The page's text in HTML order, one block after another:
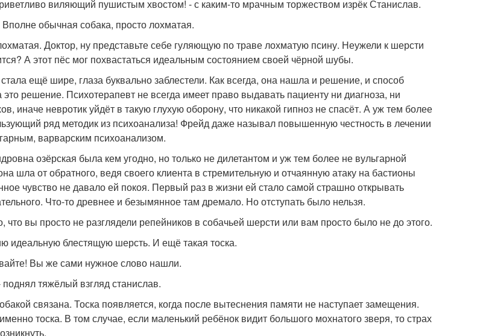
виляющий пушистым хвостом! - с каким-то мрачным торжеством изрёк Станислав.
обычная собака, просто лохматая.
Доктор, ну представьте себе гуляющую по траве лохматую псину. Неужели к шерсти
А этот пёс мог похвастаться идеальным состоянием своей чёрной шубы.
ещё шире, глаза буквально заблестели. Как всегда, она нашла и решение, и способ
это решение. Психотерапевт не всегда имеет право выдавать пациенту ни диагноза, ни
иначе невротик уйдёт в такую глухую оборону, что никакой гипноз не спасёт. А уж тем более
ряд методик из психоанализа! Фрейд даже называл повышенную честность в лечении
варварским психоанализом.
озёрская была кем угодно, но только не дилетантом и уж тем более не вульгарной
шла от обратного, ведя своего клиента в стремительную и отчаянную атаку на бастионы
чувство не давало ей покоя. Первый раз в жизни ей стало самой страшно открывать
Что-то древнее и безымянное там дремало. Но отступать было нельзя.
что вы просто не разглядели репейников в собачьей шерсти или вам просто было не до этого.
идеальную блестящую шерсть. И ещё такая тоска.
Вы же сами нужное слово нашли.
поднял тяжёлый взгляд станислав.
связана. Тоска появляется, когда после вытеснения памяти не наступает замещения.
тоска. В том случае, если маленький ребёнок видит большого мохнатого зверя, то страх